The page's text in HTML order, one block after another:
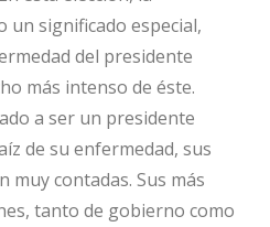
un significado especial,
del presidente
más intenso de éste.
a ser un presidente
de su enfermedad, sus
muy contadas. Sus más
tanto de gobierno como